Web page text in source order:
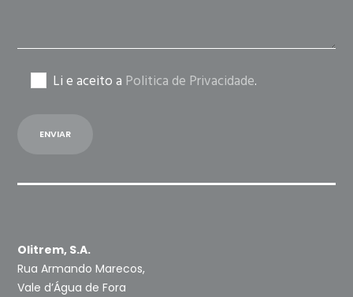
Li e aceito a Politica de Privacidade.
Olitrem, S.A.
Rua Armando Marecos,
Vale d’Água de Fora